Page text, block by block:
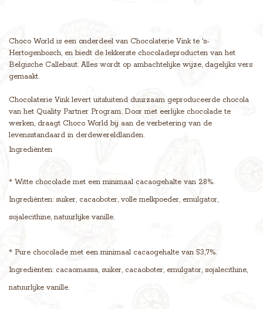
Choco World is een onderdeel van Chocolaterie Vink te 's-
Hertogenbosch, en biedt de lekkerste chocoladeproducten van het
Belgische Callebaut. Alles wordt op ambachtelijke wijze, dagelijks vers
gemaakt.
Chocolaterie Vink levert uitsluitend duurzaam geproduceerde chocola
van het Quality Partner Program. Door met eerlijke chocolade te
werken, draagt Choco World bij aan de verbetering van de
levensstandaard in derdewereldlanden.
Ingrediënten
* Witte chocolade met een minimaal cacaogehalte van 28%.
Ingrediënten: suiker, cacaoboter, volle melkpoeder, emulgator,
sojalecithine, natuurlijke vanille.
* Pure chocolade met een minimaal cacaogehalte van 53,7%.
Ingrediënten: cacaomassa, suiker, cacaoboter, emulgator, sojalecithine,
natuurlijke vanille.